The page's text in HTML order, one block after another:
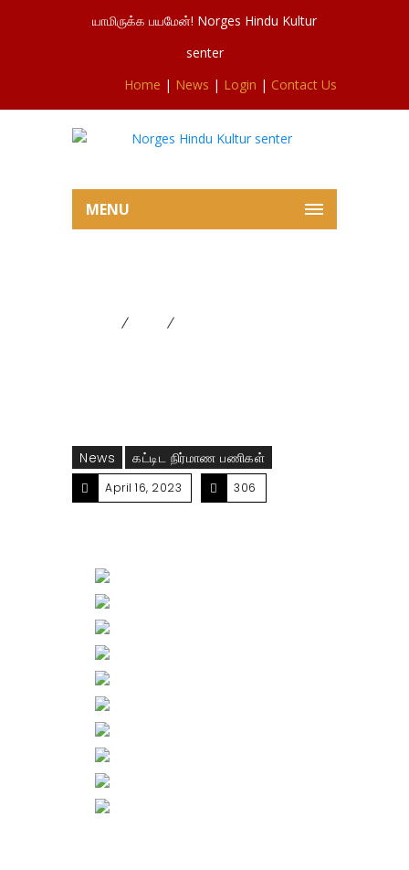
யாமிருக்க பயமேன்! Norges Hindu Kultur
senter
Home | News | Login | Contact Us
MENU
News கட்டிட நிர்மாண பணிகள்
April 16, 2023 306